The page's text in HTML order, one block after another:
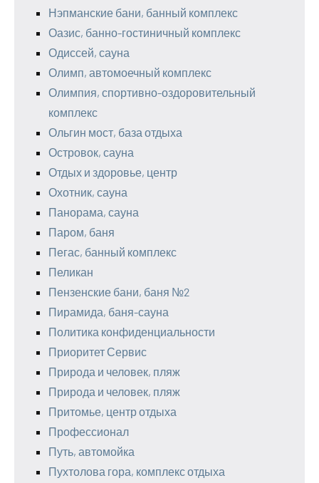
Нэпманские бани, банный комплекс
Оазис, банно-гостиничный комплекс
Одиссей, сауна
Олимп, автомоечный комплекс
Олимпия, спортивно-оздоровительный
комплекс
Ольгин мост, база отдыха
Островок, сауна
Отдых и здоровье, центр
Охотник, сауна
Панорама, сауна
Паром, баня
Пегас, банный комплекс
Пеликан
Пензенские бани, баня №2
Пирамида, баня-сауна
Политика конфиденциальности
Приоритет Сервис
Природа и человек, пляж
Природа и человек, пляж
Притомье, центр отдыха
Профессионал
Путь, автомойка
Пухтолова гора, комплекс отдыха